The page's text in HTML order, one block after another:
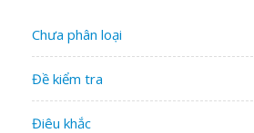
Chưa phân loại
Đề kiểm tra
Điêu khắc